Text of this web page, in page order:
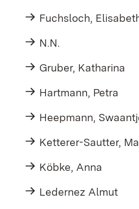
Fuchsloch,
N.N.
Gruber, Katharina
Hartmann, Petra
Heepmann,
Ketterer-Sautter,
Köbke, Anna
Ledernez Almut